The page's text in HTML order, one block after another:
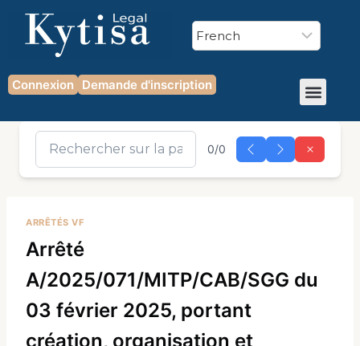
Connexion Demande d'inscription
0/0
ARRÊTÉS VF
Arrêté
A/2025/071/MITP/CAB/SGG du
03 février 2025, portant
création, organisation et